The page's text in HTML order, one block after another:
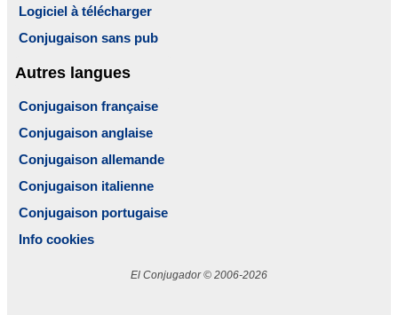
Logiciel à télécharger
Conjugaison sans pub
Autres langues
Conjugaison française
Conjugaison anglaise
Conjugaison allemande
Conjugaison italienne
Conjugaison portugaise
Info cookies
El Conjugador © 2006-2026